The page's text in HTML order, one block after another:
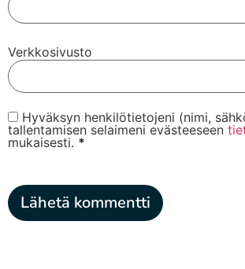
Verkkosivusto
Hyväksyn henkilötietojeni (nimi,
tallentamisen selaimeni evästeeseen
mukaisesti. *